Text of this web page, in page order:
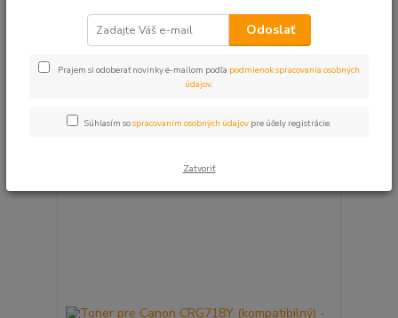
Upresniť parametre
Najdrahšie
Zobrazujem 1-4 z 4
Odoslať
Prajem si odoberať novinky e-mailom podľa podmienok spracovania osobných
údajov.
Súhlasím sospracovaním osobných údajov pre účely registrácie.
Zatvoriť